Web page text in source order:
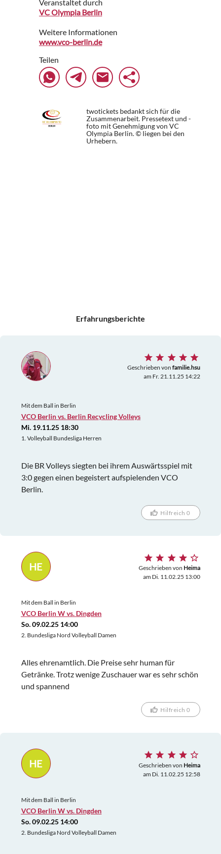
Veranstaltet durch
VC Olympia Berlin
Weitere Informationen
www.vco-berlin.de
Teilen
twotickets bedankt sich für die
Zusammenarbeit. Pressetext und -
foto mit Genehmigung von VC
Olympia Berlin. © liegen bei den
Urhebern.
Erfahrungsberichte
Geschrieben von familie.hsu
am Fr. 21.11.25 14:22
Mit dem Ball in Berlin
VCO Berlin vs. Berlin Recycling Volleys
Mi. 19.11.25 18:30
1. Volleyball Bundesliga Herren
Die BR Volleys siegten bei ihrem Auswärtsspiel mit
3:0 gegen einen begeistert aufspielenden VCO
Berlin.
Hilfreich 0
HE Geschrieben von Heima
am Di. 11.02.25 13:00
Mit dem Ball in Berlin
VCO Berlin W vs. Dingden
So. 09.02.25 14:00
2. Bundesliga Nord Volleyball Damen
Alles ehrenamtlich. Die Preise sehr human für
Getränke. Trotz wenige Zuschauer war es sehr schön
und spannend
Hilfreich 0
HE Geschrieben von Heima
am Di. 11.02.25 12:58
Mit dem Ball in Berlin
VCO Berlin W vs. Dingden
So. 09.02.25 14:00
2. Bundesliga Nord Volleyball Damen